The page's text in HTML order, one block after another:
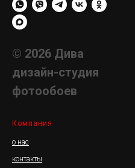
© 2026 Дива
дизайн-студия
фотообоев
Компания
о нас
контакты